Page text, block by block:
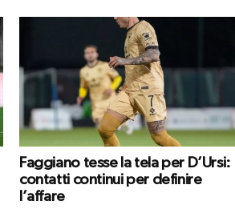
Faggiano tesse la tela per D’Ursi:
contatti continui per definire
l’affare